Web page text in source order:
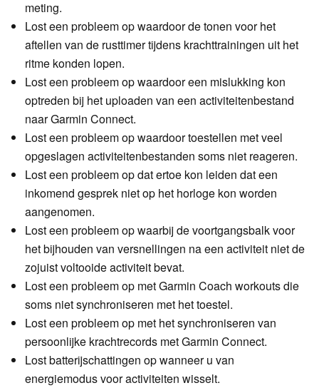
meting.
Lost een probleem op waardoor de tonen voor het
aftellen van de rusttimer tijdens krachttrainingen uit het
ritme konden lopen.
Lost een probleem op waardoor een mislukking kon
optreden bij het uploaden van een activiteitenbestand
naar Garmin Connect.
Lost een probleem op waardoor toestellen met veel
opgeslagen activiteitenbestanden soms niet reageren.
Lost een probleem op dat ertoe kon leiden dat een
inkomend gesprek niet op het horloge kon worden
aangenomen.
Lost een probleem op waarbij de voortgangsbalk voor
het bijhouden van versnellingen na een activiteit niet de
zojuist voltooide activiteit bevat.
Lost een probleem op met Garmin Coach workouts die
soms niet synchroniseren met het toestel.
Lost een probleem op met het synchroniseren van
persoonlijke krachtrecords met Garmin Connect.
Lost batterijschattingen op wanneer u van
energiemodus voor activiteiten wisselt.